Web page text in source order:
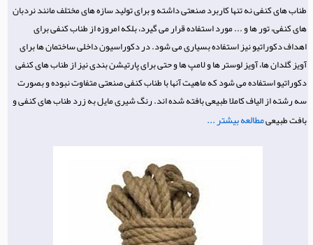
طناب های کنفی نه تنها کاربرد صنعتی داشته و برای تولید سازه های مختلف مانند نردبان
های کنفی، تور ها و ... مورد استفاده قرار می گیرد، بلکه امروزه از طناب کنفی برای
اهداف دکوراتیو نیز استفاده بسیاری می شود. در دکوراسیون داخلی ساختمان ها برای
آویز گلدان ها، آویز لوستر ها و لامپ ها و حتی برای پارتیشن بندی نیز از طناب های کنفی
دکوراتیو استفاده می شود که ماهیت آنها با طناب کنفی صنعتی متفاوت نبوده و بصورت
سه رشته از الیاف کاملا طبیعی بافته شده اند. رنگ شیری مایل به زرد طناب های کنفی و
بافت طبیعیمطالعه بیشتر ...